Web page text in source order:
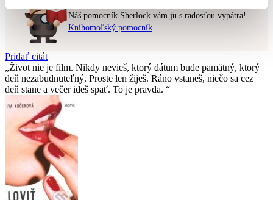
Náš pomocník Sherlock vám ju s radosťou vypátra!
Knihomoľský pomocník
Pridať citát
Život nie je film. Nikdy nevieš, ktorý dátum bude pamätný, ktorý
deň nezabudnuteľný. Proste len žiješ. Ráno vstaneš, niečo sa cez
deň stane a večer ideš spať. To je pravda.